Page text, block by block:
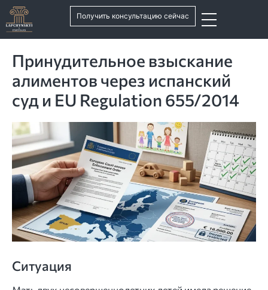
Получить консультацию сейчас
Принудительное взыскание
алиментов через испанский
суд и EU Regulation 655/2014
Ситуация